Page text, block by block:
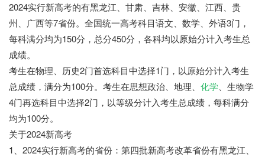
2024实行新高考的有黑龙江、甘肃、吉林、安徽、江西、贵
州、广西等7省份。全国统一高考科目语文、数学、外语3门，
每科满分均为150分，总分450分，各科均以原始分计入考生总
成绩。
考生在物理、历史2门首选科目中选择1门，以原始分计入考生
总成绩，满分为100分。考生在思想政治、地理、 化学、生物学
4门再选科目中选择2门，以等级分计入考生总成绩，每科满分
均为100分。
关于2024新高考
1、2024实行新高考的省份：第四批新高考改革省份有黑龙江、